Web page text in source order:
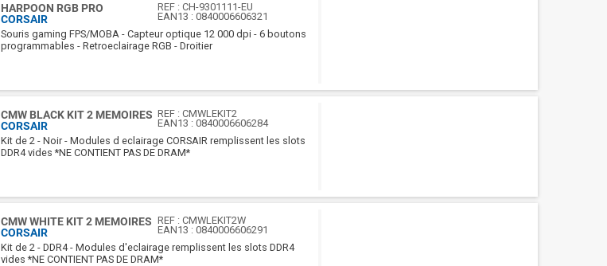
HARPOON RGB PRO
CORSAIR
REF :CH-9301111-EU
EAN13 :0840006606321
Souris gaming FPS/MOBA - Capteur optique 12 000 dpi - 6 boutons
programmables - Retroeclairage RGB - Droitier
CMW BLACK KIT 2 MEMOIRES
CORSAIR
REF :CMWLEKIT2
EAN13 :0840006606284
Kit de 2 - Noir - Modules d eclairage CORSAIR remplissent les slots
DDR4 vides *NE CONTIENT PAS DE DRAM*
CMW WHITE KIT 2 MEMOIRES
CORSAIR
REF :CMWLEKIT2W
EAN13 :0840006606291
Kit de 2 - DDR4 - Modules d'eclairage remplissent les slots DDR4
vides *NE CONTIENT PAS DE DRAM*